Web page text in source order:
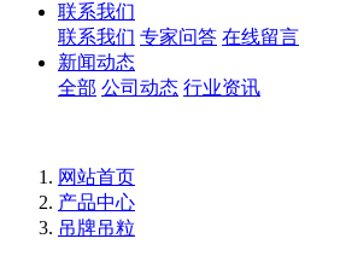
联系我们
联系我们 专家问答 在线留言
新闻动态
全部 公司动态 行业资讯
网站首页
产品中心
吊牌吊粒